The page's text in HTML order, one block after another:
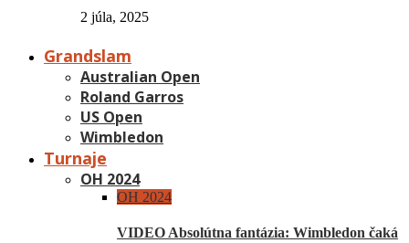
2 júla, 2025
Grandslam
Australian Open
Roland Garros
US Open
Wimbledon
Turnaje
OH 2024
OH 2024
VIDEO Absolútna fantázia: Wimbledon čaká